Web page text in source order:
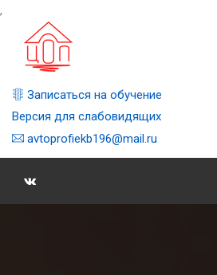
,
Записаться на обучение
Версия для слабовидящих
avtoprofiekb196@mail.ru